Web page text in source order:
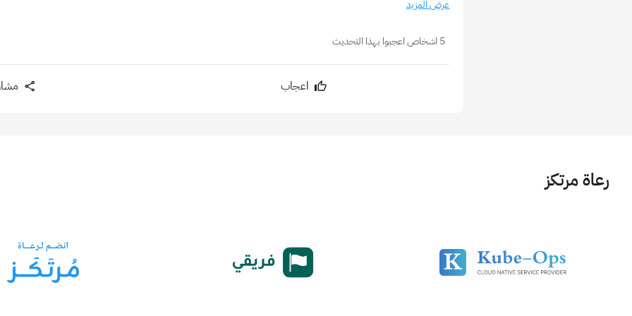
عرض المزيد
5 اشخاص اعجبوا بهذا التحديث
اعجاب
رعاة مرتكز